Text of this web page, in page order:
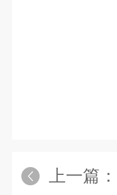
上一篇：